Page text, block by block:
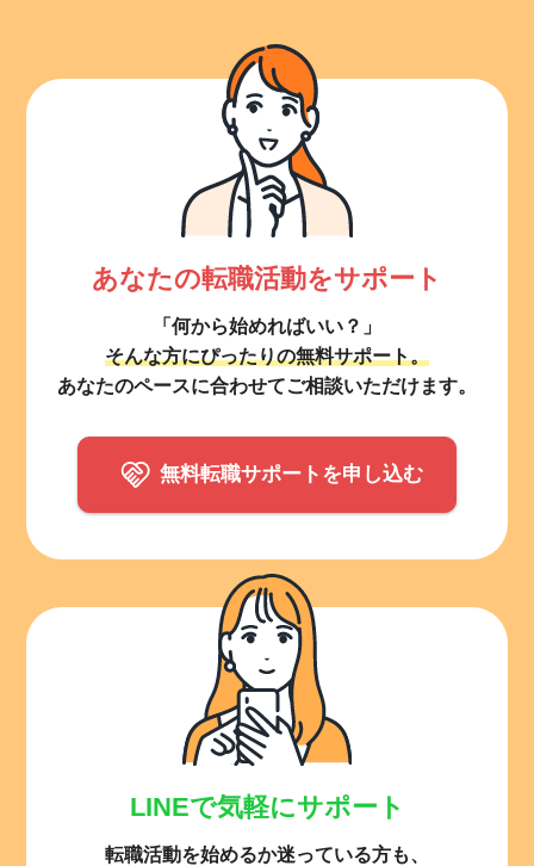
あなたの転職活動をサポート
「何から始めればいい？」
そんな方にぴったりの無料サポート。
あなたのペースに合わせてご相談いただけます。
無料転職サポートを申し込む
LINEで気軽にサポート
転職活動を始めるか迷っている方も、